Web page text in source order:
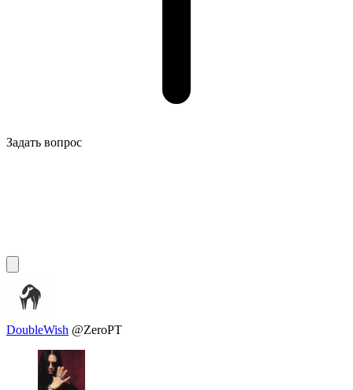
Задать вопрос
DoubleWish @ZeroPT